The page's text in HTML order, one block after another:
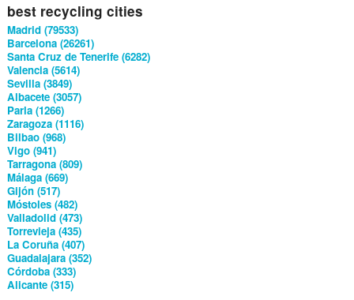
best recycling cities
Madrid (79533)
Barcelona (26261)
Santa Cruz de Tenerife (6282)
Valencia (5614)
Sevilla (3849)
Albacete (3057)
Parla (1266)
Zaragoza (1116)
Bilbao (968)
Vigo (941)
Tarragona (809)
Málaga (669)
Gijón (517)
Móstoles (482)
Valladolid (473)
Torrevieja (435)
La Coruña (407)
Guadalajara (352)
Córdoba (333)
Alicante (315)